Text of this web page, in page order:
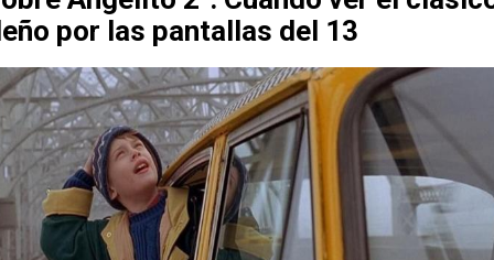
por las pantallas del 13